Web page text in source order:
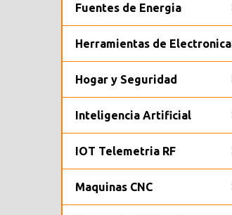
Fuentes de Energia
Herramientas de Electronica
Hogar y Seguridad
Inteligencia Artificial
IOT Telemetria RF
Maquinas CNC